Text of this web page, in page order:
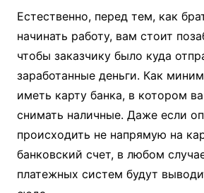
Естественно, перед тем, как
начинать работу, вам стоит
чтобы заказчику было куда
заработанные деньги. Как
иметь карту банка, в котором
снимать наличные. Даже если
происходить не напрямую на
банковский счет, в любом
платежных систем будут